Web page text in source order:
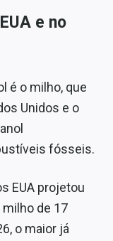
e no
é o milho, que
Unidos e o
fósseis.
EUA projetou
de 17
o maior já